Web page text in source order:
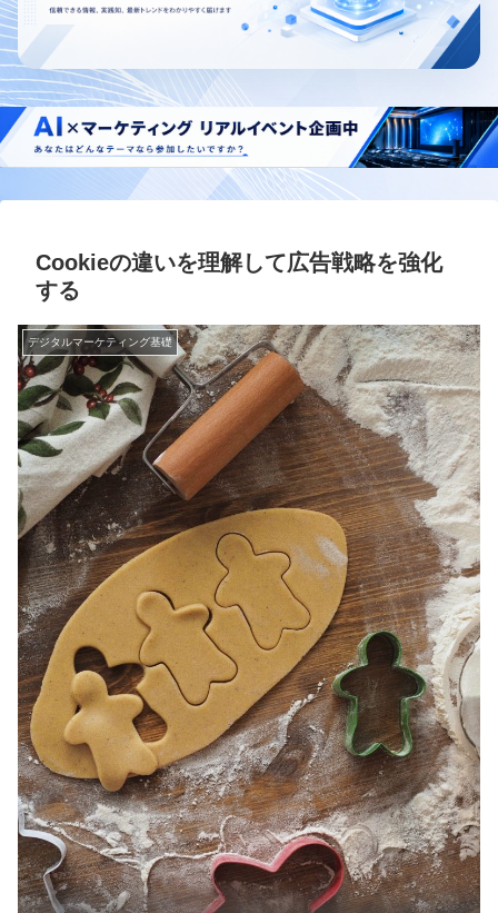
Cookieの違いを理解して広告戦略を強化
する
デジタルマーケティング基礎